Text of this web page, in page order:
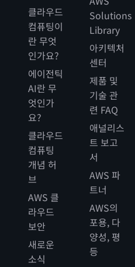
클라우드
컴퓨팅이
란 무엇
인가요?
에이전틱
AI란 무
엇인가
요?
클라우드
컴퓨팅
개념 허
브
AWS 클
라우드
보안
새로운
소식
Solutions
Library
아키텍처
센터
제품 및
기술 관
련 FAQ
애널리스
트 보고
서
AWS 파
트너
AWS의
포용, 다
양성, 평
등